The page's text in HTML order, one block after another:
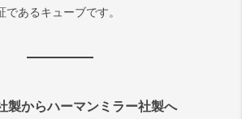
あるキューブです。
製からハーマンミラー社製へ